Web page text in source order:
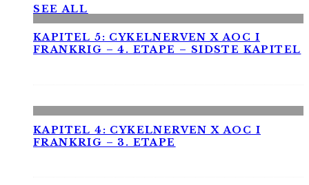
SEE ALL
KAPITEL 5: CYKELNERVEN X AOC I
FRANKRIG – 4. ETAPE – SIDSTE KAPITEL
KAPITEL 4: CYKELNERVEN X AOC I
FRANKRIG – 3. ETAPE